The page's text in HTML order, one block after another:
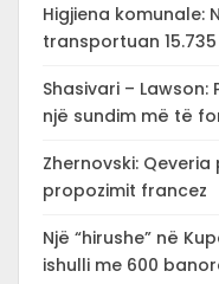
Higjiena komunale:
transportuan
Shasivari –
një sundim më të
Zhernovski:
propozimit francez
Një “hirushe” në
ishulli me 600